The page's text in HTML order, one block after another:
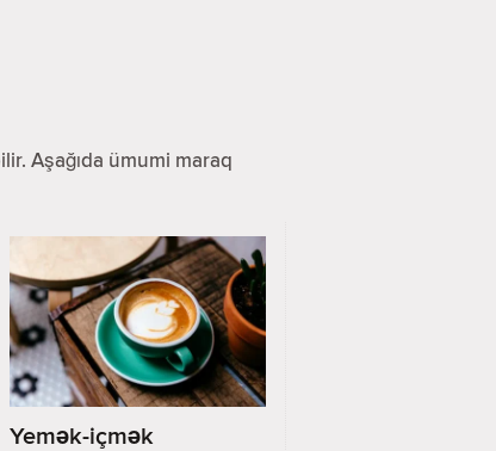
Aşağıda ümumi maraq
Yemək-içmək